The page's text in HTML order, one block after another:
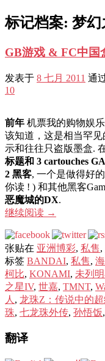
标记档案: 梦
GB游戏 & FC中国
发表于 8 七月 2011 通
10
前年 机票我的购物娱
该知道，这是相当罕
示和往往只盗版墨盒.
标题和 3 cartouches
2 黑客, 一个是做得好
你读 ! ) 和其他黑客
恶魔城的DX.
继续阅读 →
张贴在 亚洲博彩, 私售,
标签 BANDAI, 私售,
柯比, KONAMI, 未列
之星IV, 世嘉, TMNT,
人 , 龙珠Z：传说中的超
珠, 七龙珠外传, 孙悟饭,
翻译